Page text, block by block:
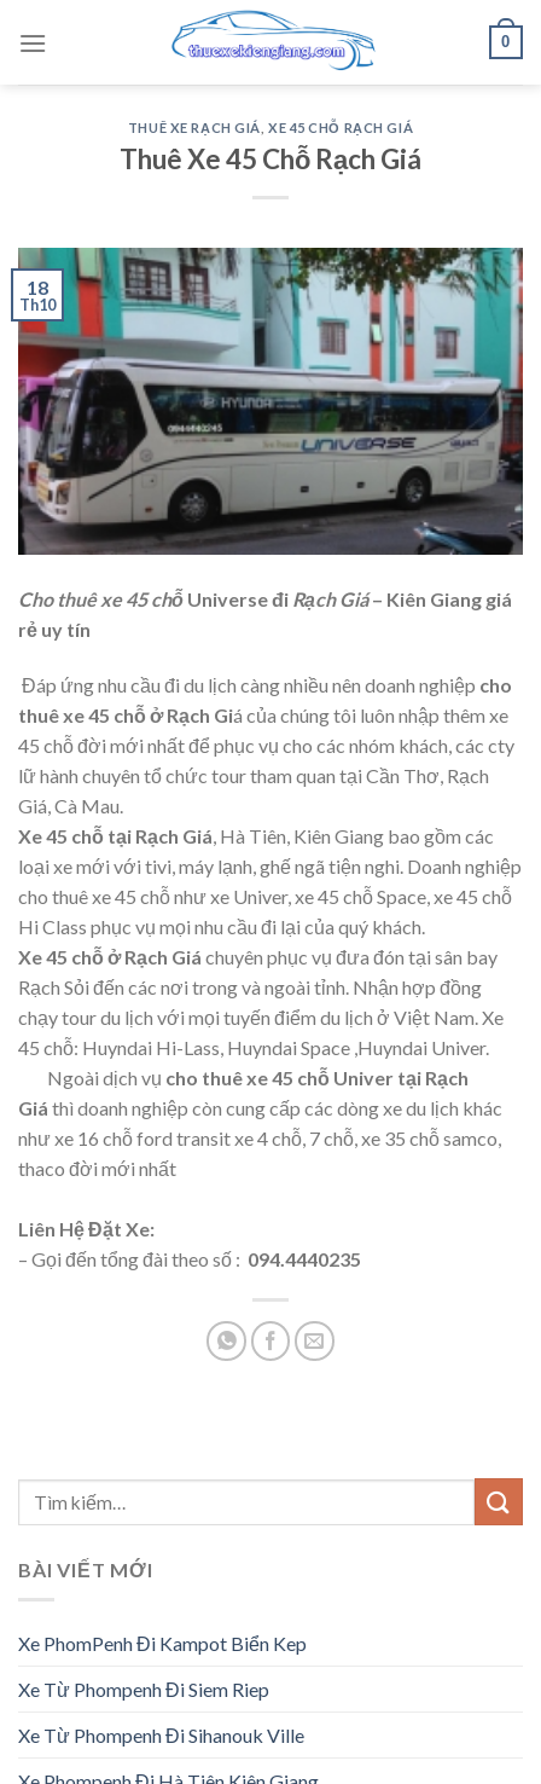
0
THUÊ XE RẠCH GIÁ XE 45 CHỖ RẠCH GIÁ
Thuê Xe 45 Chỗ Rạch Giá
18
Th10
Cho thuê xe 45 chỗ Universe đi Rạch Giá– Kiên Giang giá
rẻ uy tín
Đáp ứng nhu cầu đi du lịch càng nhiều nên doanh nghiệp cho
thuê xe 45 chỗ ở Rạch Giá của chúng tôi luôn nhập thêm xe
45 chỗ đời mới nhất để phục vụ cho các nhóm khách, các cty
lữ hành chuyên tổ chức tour tham quan tại Cần Thơ, Rạch
Giá, Cà Mau.
Xe 45 chỗ tại Rạch Giá , Hà Tiên, Kiên Giang bao gồm các
loại xe mới với tivi, máy lạnh, ghế ngã tiện nghi. Doanh nghiệp
cho thuê xe 45 chỗ như xe Univer, xe 45 chỗ Space, xe 45 chỗ
Hi Class phục vụ mọi nhu cầu đi lại của quý khách.
Xe 45 chỗ ở Rạch Giá chuyên phục vụ đưa đón tại sân bay
Rạch Sỏi đến các nơi trong và ngoài tỉnh. Nhận hợp đồng
chạy tour du lịch với mọi tuyến điểm du lịch ở Việt Nam. Xe
45 chỗ: Huyndai Hi-Lass, Huyndai Space ,Huyndai Univer.
Ngoài dịch vụ cho thuê xe 45 chỗ Univer tại Rạch
Giá thì doanh nghiệp còn cung cấp các dòng xe du lịch khác
như xe 16 chỗ ford transit xe 4 chỗ, 7 chỗ, xe 35 chỗ samco,
thaco đời mới nhất
Liên Hệ Đặt Xe:
– Gọi đến tổng đài theo số : 094.4440235
BÀI VIẾT MỚI
Xe PhomPenh Đi Kampot Biển Kep
Xe Từ Phompenh Đi Siem Riep
Xe Từ Phompenh Đi Sihanouk Ville